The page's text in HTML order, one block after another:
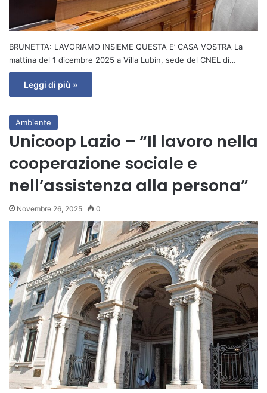
BRUNETTA: LAVORIAMO INSIEME QUESTA E’ CASA VOSTRA La
mattina del 1 dicembre 2025 a Villa Lubin, sede del CNEL di…
Leggi di più »
Ambiente
Unicoop Lazio – “Il lavoro nella
cooperazione sociale e
nell’assistenza alla persona”
Novembre 26, 2025 0